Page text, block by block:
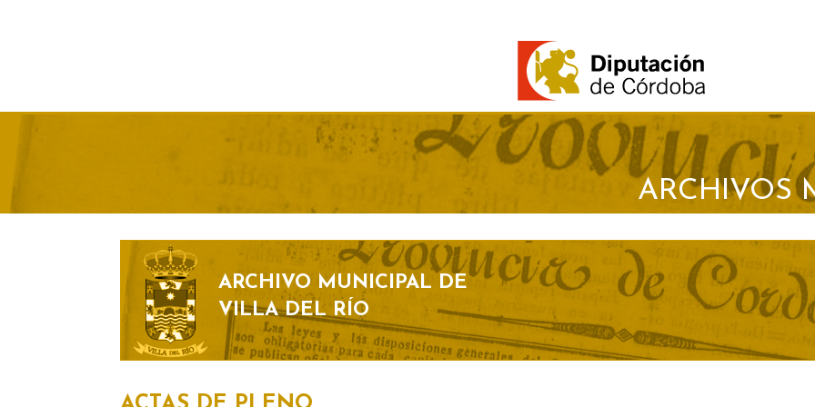
ARCHIVOS
ARCHIVO MUNICIPAL DE
VILLA DEL RÍO